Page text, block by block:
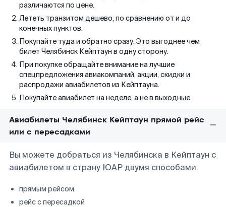
различаются по цене.
Лететь транзитом дешево, по сравнению от и до
конечных пунктов.
Покупайте туда и обратно сразу. Это выгоднее чем
билет Челябинск Кейптаун в одну сторону.
При покупке обращайте внимание на лучшие
спецпредложения авиакомпаний, акции, скидки и
распродажи авиабилетов из Кейптауна.
Покупайте авиабилет на неделе, а не в выходные.
Авиабилеты Челябинск Кейптаун прямой рейс
или с пересадками
Вы можете добраться из Челябинска в Кейптаун с
авиабилетом в страну ЮАР двумя способами:
прямым рейсом
рейс с пересадкой